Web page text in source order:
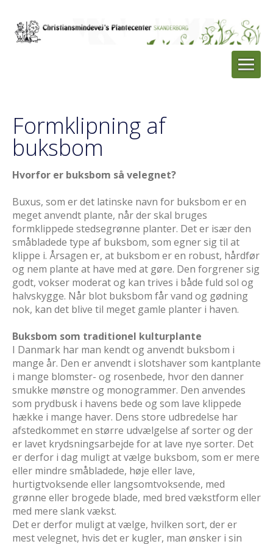
Formklipning af
buksbom
Hvorfor er buksbom så velegnet?
Buxus, som er det latinske navn for buksbom er en
meget anvendt plante, når der skal bruges
formklippede stedsegrønne planter. Det er især den
småbladede type af buksbom, som egner sig til at
klippe i. Årsagen er, at buksbom er en robust, hårdfør
og nem plante at have med at gøre. Den forgrener sig
godt, vokser moderat og kan trives i både fuld sol og
halvskygge. Når blot buksbom får vand og gødning
nok, kan det blive til meget gamle planter i haven.
Buksbom som traditionel kulturplante
I Danmark har man kendt og anvendt buksbom i
mange år. Den er anvendt i slotshaver som kantplante
i mange blomster- og rosenbede, hvor den danner
smukke mønstre og monogrammer. Den anvendes
som prydbusk i havens bede og som lave klippede
hække i mange haver. Dens store udbredelse har
afstedkommet en større udvælgelse af sorter og der
er lavet krydsningsarbejde for at lave nye sorter. Det
er derfor i dag muligt at vælge buksbom, som er mere
eller mindre småbladede, høje eller lave,
hurtigtvoksende eller langsomtvoksende, med
grønne eller brogede blade, med bred vækstform eller
med mere slank vækst.
Det er derfor muligt at vælge, hvilken sort, der er
mest velegnet, hvis det er kugler, man ønsker i sin